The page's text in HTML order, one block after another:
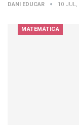
DANI EDUCAR 10 JUL,
MATEMÁTICA